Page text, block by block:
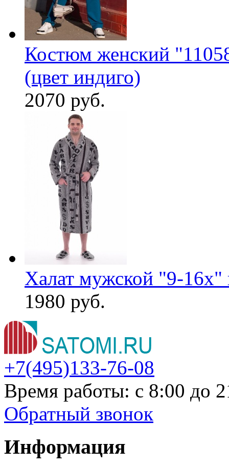
Костюм женский
(цвет индиго)
2070 руб.
Халат мужской "9-16х"
1980 руб.
+7(495)133-76-08
Время работы: с 8:00 до
Обратный звонок
Информация